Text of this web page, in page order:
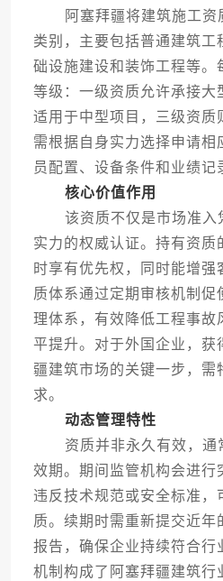
阿塞拜疆将建筑施工资
类别，主要包括普通建筑工
础设施建设和装饰工程等。
等级：一级资质允许承接大
适用于中型项目，三级资质
需根据自身实力选择申请相
员配置、设备条件和业绩记
核心价值作用
该资质不仅是市场准入
实力的权威认证。持有资质
时享有优先权，同时能增强
质体系通过定期审核机制促
理体系，有效降低工程事故
平提升。对于外国企业，获
疆建筑市场的关键一步，需
求。
动态管理特性
资质并非永久有效，通
效期。期间监管机构会进行
违反技术规范或安全标准，
质。续期时需重新提交近年
报告，确保企业持续符合行
机制构成了阿塞拜疆建筑行